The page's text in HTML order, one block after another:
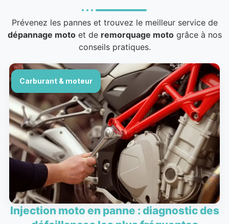
Prévenez les pannes et trouvez le meilleur service de
dépannage motoet de remorquage motogrâce à nos
conseils pratiques.
Carburant & moteur
Injection moto en panne : diagnostic des